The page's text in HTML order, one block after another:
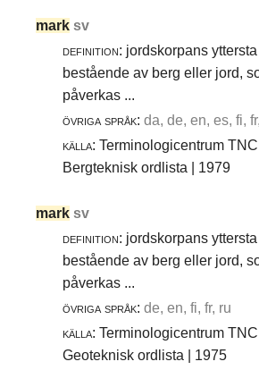
mark sv
definition: jordskorpans
bestående av berg eller jord,
påverkas ...
övriga språk: da, de, en, es, fi,
källa: Terminologicentrum
Bergteknisk ordlista | 1979
mark sv
definition: jordskorpans
bestående av berg eller jord,
påverkas ...
övriga språk: de, en, fi, fr, ru
källa: Terminologicentrum
Geoteknisk ordlista | 1975